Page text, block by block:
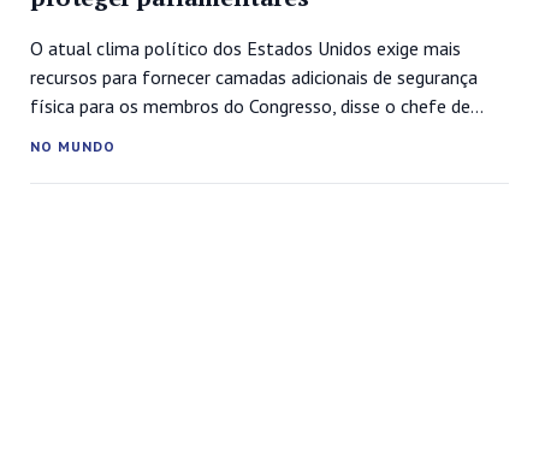
O atual clima político dos Estados Unidos exige mais
recursos para fornecer camadas adicionais de segurança
física para os membros do Congresso, disse o chefe de
casos em todo o país para impedir possíveis ameaças,
NO MUNDO